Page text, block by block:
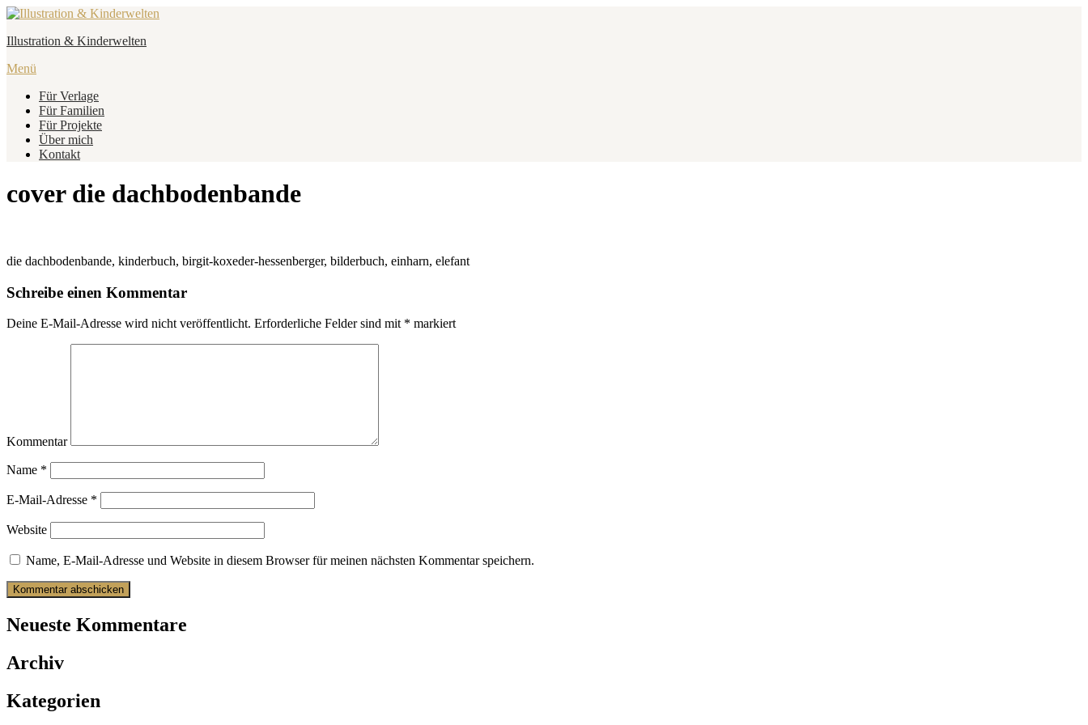
Zum
springen
Illustration & Kinderwelten
Menü
Für Verlage
Für Familien
Für Projekte
Über mich
Kontakt
cover die dachbodenbande
die dachbodenbande, kinderbuch, birgit-koxeder-hessenberger, bilderbuch, einharn, elefant
Schreibe einen Kommentar
Deine E-Mail-Adresse wird nicht veröffentlicht. Erforderliche Felder sind mit * markiert
Kommentar
Name *
E-Mail-Adresse *
Website
Name, E-Mail-Adresse und Website in diesem Browser für meinen nächsten Kommentar speichern.
Neueste Kommentare
Archiv
Kategorien